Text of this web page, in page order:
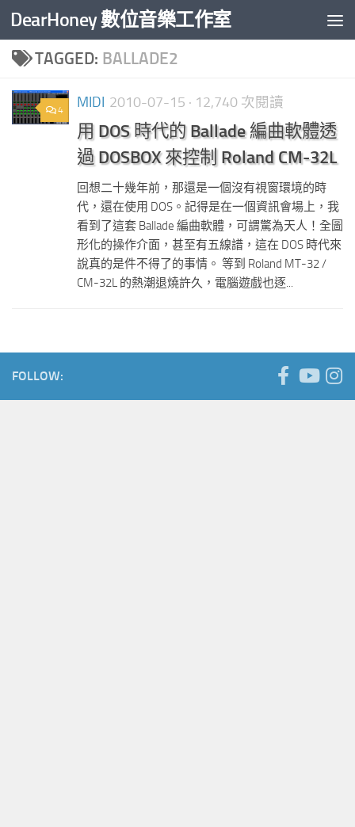
Skip to content
DearHoney 數位音樂工作室
TAGGED: BALLADE2
4 MIDI 2010-07-15 · 12,740 次閱讀
用 DOS 時代的 Ballade 編曲軟體透
過 DOSBOX 來控制 Roland CM-32L
回想二十幾年前，那還是一個沒有視窗環境的時
代，還在使用 DOS。記得是在一個資訊會場上，我
看到了這套 Ballade 編曲軟體，可謂驚為天人！全圖
形化的操作介面，甚至有五線譜，這在 DOS 時代來
說真的是件不得了的事情。 等到 Roland MT-32 /
CM-32L 的熱潮退燒許久，電腦遊戲也逐...
FOLLOW: